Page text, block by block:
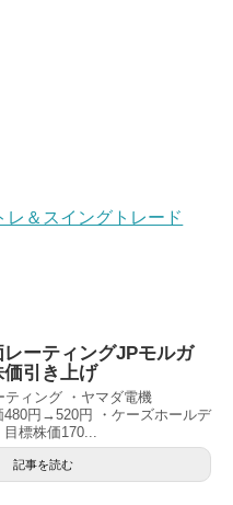
レ＆スイングトレード
ーティングJPモルガ
引き上げ
ィング ・ヤマダ電機
480円→520円 ・ケーズホールデ
標株価170...
記事を読む